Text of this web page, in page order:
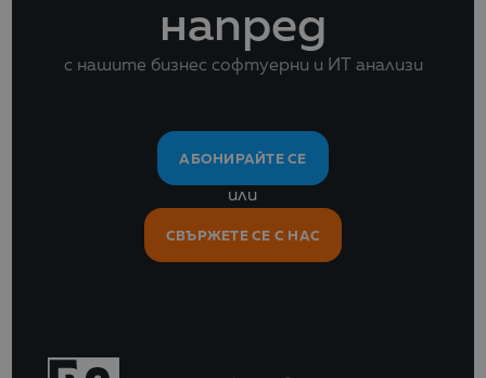
напред
с нашите бизнес софтуерни и ИТ анализи
АБОНИРАЙТЕ СЕ
или
СВЪРЖЕТЕ СЕ С НАС